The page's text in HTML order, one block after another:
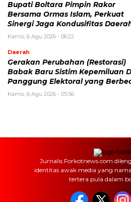
Bupati Boltara Pimpin Rakor
Bersama Ormas Islam, Perkuat
Sinergi Jaga Kondusifitas
Kamis, 6 Agu 2026 - 06:22
Daerah
Gerakan Perubahan (Restorasi)
Babak Baru Sistim Kepemiluan
Panggung Elektoral yang
Kamis, 6 Agu 2026 - 05:56
Jurnalis Forkotnews.com
identitas awak media yang
tertera pula dalam